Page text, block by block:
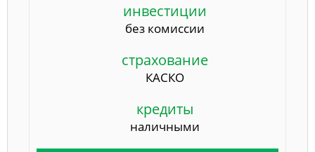
инвестиции
без комиссии
страхование
КАСКО
кредиты
наличными